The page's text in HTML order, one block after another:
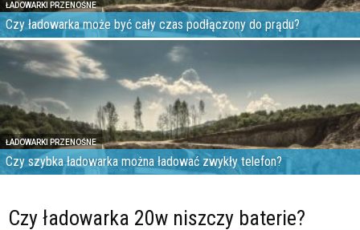
ŁADOWARKI PRZENOŚNE
Czy ładowarka może być cały czas podłączony do prądu?
ŁADOWARKI PRZENOŚNE
Czy szybka ładowarka można ładować zwykły telefon?
Czy ładowarka 20w niszczy baterie?